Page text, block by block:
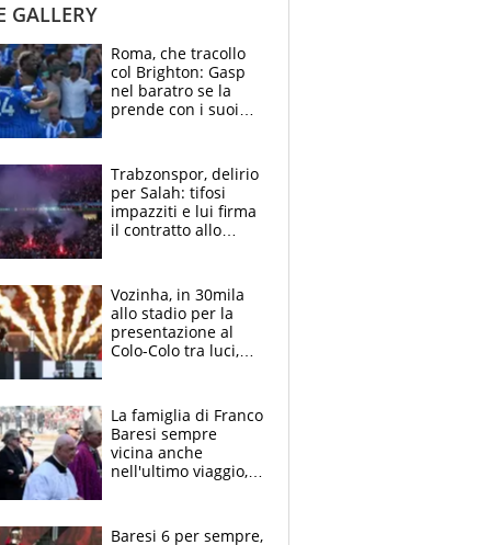
GALLERY
Roma, che tracollo
col Brighton: Gasp
nel baratro se la
prende con i suoi
Trabzonspor, delirio
per Salah: tifosi
impazziti e lui firma
il contratto allo
Vozinha, in 30mila
allo stadio per la
presentazione al
Colo-Colo tra luci,
La famiglia di Franco
Baresi sempre
vicina anche
nell'ultimo viaggio,
circondati
Baresi 6 per sempre,